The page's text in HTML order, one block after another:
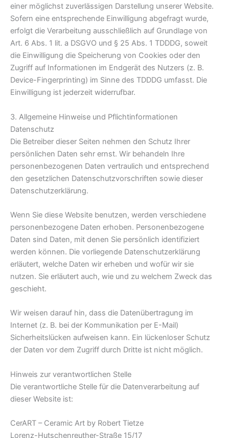
einer möglichst zuverlässigen Darstellung unserer Website.
Sofern eine entsprechende Einwilligung abgefragt wurde,
erfolgt die Verarbeitung ausschließlich auf Grundlage von
Art. 6 Abs. 1 lit. a DSGVO und § 25 Abs. 1 TDDDG, soweit
die Einwilligung die Speicherung von Cookies oder den
Zugriff auf Informationen im Endgerät des Nutzers (z. B.
Device-Fingerprinting) im Sinne des TDDDG umfasst. Die
Einwilligung ist jederzeit widerrufbar.
3. Allgemeine Hinweise und Pflichtinformationen
Datenschutz
Die Betreiber dieser Seiten nehmen den Schutz Ihrer
persönlichen Daten sehr ernst. Wir behandeln Ihre
personenbezogenen Daten vertraulich und entsprechend
den gesetzlichen Datenschutzvorschriften sowie dieser
Datenschutzerklärung.
Wenn Sie diese Website benutzen, werden verschiedene
personenbezogene Daten erhoben. Personenbezogene
Daten sind Daten, mit denen Sie persönlich identifiziert
werden können. Die vorliegende Datenschutzerklärung
erläutert, welche Daten wir erheben und wofür wir sie
nutzen. Sie erläutert auch, wie und zu welchem Zweck das
geschieht.
Wir weisen darauf hin, dass die Datenübertragung im
Internet (z. B. bei der Kommunikation per E-Mail)
Sicherheitslücken aufweisen kann. Ein lückenloser Schutz
der Daten vor dem Zugriff durch Dritte ist nicht möglich.
Hinweis zur verantwortlichen Stelle
Die verantwortliche Stelle für die Datenverarbeitung auf
dieser Website ist:
CerART – Ceramic Art by Robert Tietze
Lorenz-Hutschenreuther-Straße 15/17